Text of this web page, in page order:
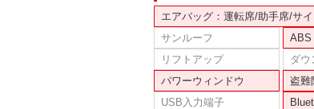
エアバッグ：運転席/助手席/サ
サンルーフ
ABS
リフトアップ
ダウ
パワーウィンドウ
盗難
USB入力端子